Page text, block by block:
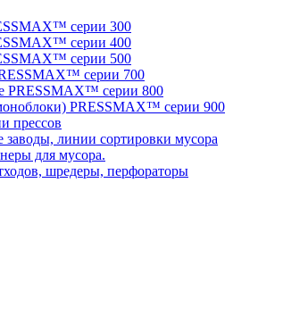
серии 300
серии 400
серии 500
серии 700
PRESSMAX™ серии 800
PRESSMAX™ серии 900
прессов
линии сортировки мусора
для мусора.
шредеры, перфораторы